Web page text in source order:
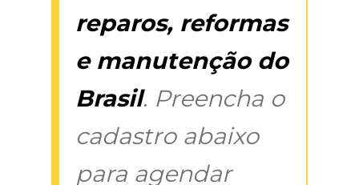
reparos, reformas
e manutenção do
Brasil. Preencha o
cadastro abaixo
para agendar